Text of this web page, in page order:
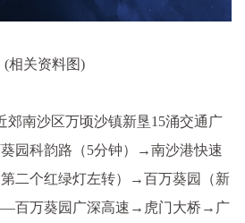
(相关资料图)
郊南沙区万顷沙镇新垦15涌交通广
园科韵路（5分钟）→南沙港快速
二个红绿灯左转）→百万葵园（新
百万葵园广深高速→虎门大桥→广